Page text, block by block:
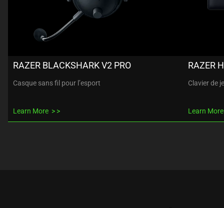
RAZER BLACKSHARK V2 PRO
Casque sans fil pour l’esport
Learn More
RAZER
Clavier de
Learn